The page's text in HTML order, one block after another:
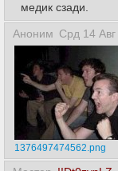
медик сзади.
Аноним Срд 14
1376497474562.png